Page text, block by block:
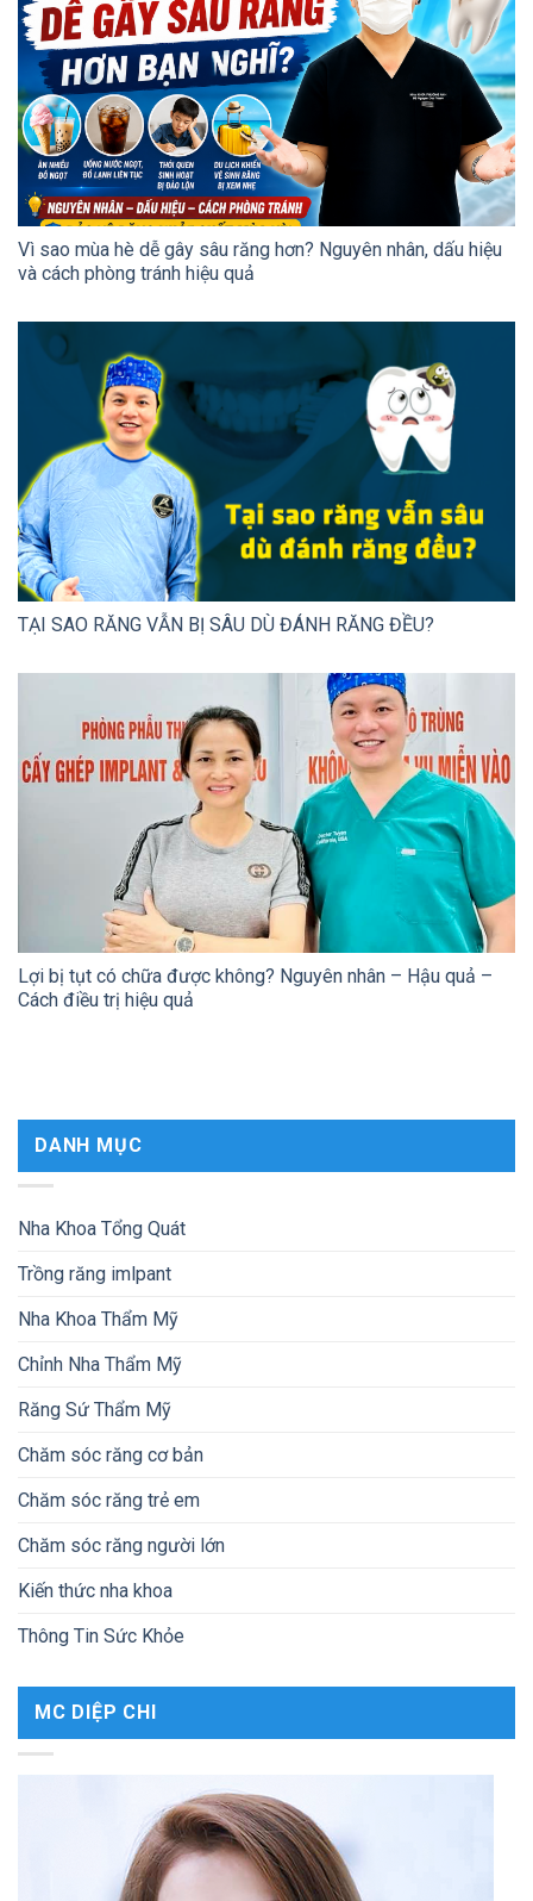
Vì sao mùa hè dễ gây sâu răng hơn? Nguyên nhân, dấu hiệu
và cách phòng tránh hiệu quả
TẠI SAO RĂNG VẪN BỊ SÂU DÙ ĐÁNH RĂNG ĐỀU?
Lợi bị tụt có chữa được không? Nguyên nhân – Hậu quả –
Cách điều trị hiệu quả
DANH MỤC
Nha Khoa Tổng Quát
Trồng răng imlpant
Nha Khoa Thẩm Mỹ
Chỉnh Nha Thẩm Mỹ
Răng Sứ Thẩm Mỹ
Chăm sóc răng cơ bản
Chăm sóc răng trẻ em
Chăm sóc răng người lớn
Kiến thức nha khoa
Thông Tin Sức Khỏe
MC DIỆP CHI